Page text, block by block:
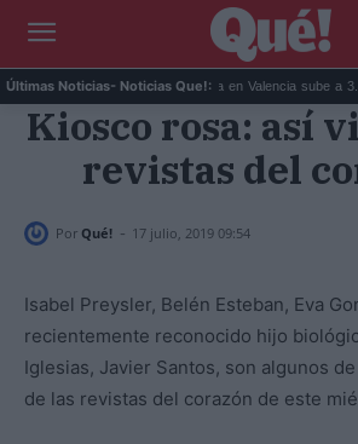
Últimas Noticias- Noticias Que!:
El precio de la vivienda en Valencia sube a 3.485 ...
Kiosco rosa: así
revistas del
Por Qué! - 17 julio, 2019 09:54
Isabel Preysler, Belén Esteban, Eva
recientemente reconocido hijo
Iglesias, Javier Santos, son algunos
de las revistas del corazón de este